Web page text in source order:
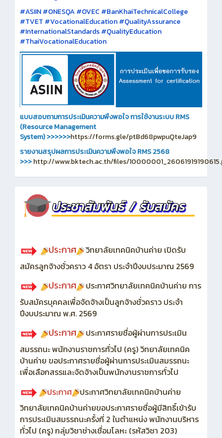
#ASIIN #ONESQA #OVEC #BanKhaiTechnicalCollege
#TVET #VocationalEducation #QualityAssurance
#InternationalStandards #QualityEducation
#ThaiVocationalEducation
แบบสอบถามการประเมินความพึงพอใจ การใช้งานระบบ RMS
(Resource Management
System)>>>>>>https://forms.gle/ptBd68pwpuQteJap9
รายงานสรุปผลการประเมินความพึงพอใจ RMS 2568
>>>http://www.bktech.ac.th/files/
ประกาศ
วิทยาลัยเทคนิคบ้านค่าย เปิดรับ
สมัครลูกจ้างชั่วคราว 4 อัตรา ประจำปีงบประมาณ 2569
ประกาศ
ประกาศวิทยาลัยเทคนิคบ้านค่าย การ
รับสมัครบุคคลเพื่อจัดจ้างเป็นลูกจ้างชั่วคราว ประจำ
ปีงบประมาณ พ.ศ. 2569
ประกาศ
ประกาศรายชื่อผู้ผ่านการประเมิน
สมรรถนะ พนักงานราชการทั่วไป (ครู) วิทยาลัยเทคนิค
บ้านค่าย ขอประกาศรายชื่อผู้ผ่านการประเมินสมรรถนะ
เพื่อเลือกสรรและจัดจ้างเป็นพนักงานราชการทั่วไป
ประกาศ
ประกาศวิทยาลัยเทคนิคบ้านค่าย
วิทยาลัยเทคนิคบ้านค่ายขอประกาศรายชื่อผู้มีสิทธิ์เข้ารับ
การประเมินสมรรถนะครั้งที่ 2 ในตำแหน่ง พนักงานบริหาร
ทั่วไป (ครู) กลุ่มวิชาช่างเชื่อมโลหะ (รหัสวิชา 203)